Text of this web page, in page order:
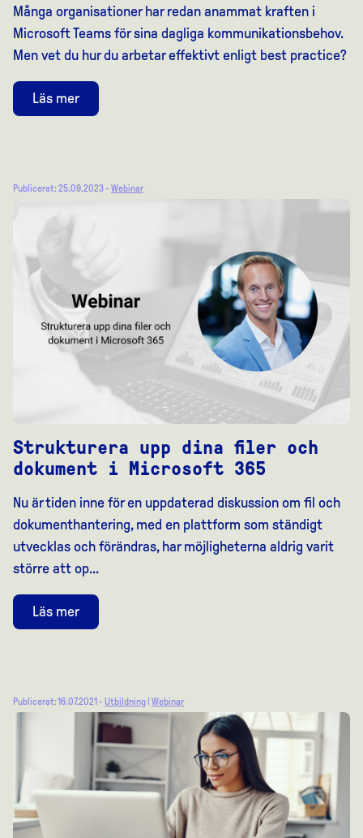
Många organisationer har redan anammat kraften i
Microsoft Teams för sina dagliga kommunikationsbehov.
Men vet du hur du arbetar effektivt enligt best practice?
Läs mer
Publicerat: 25.09.2023 - Webinar
Strukturera upp dina filer och
dokument i Microsoft 365
Nu är tiden inne för en uppdaterad diskussion om fil och
dokumenthantering, med en plattform som ständigt
utvecklas och förändras, har möjligheterna aldrig varit
större att op...
Läs mer
Publicerat: 16.07.2021 - Utbildning Webinar